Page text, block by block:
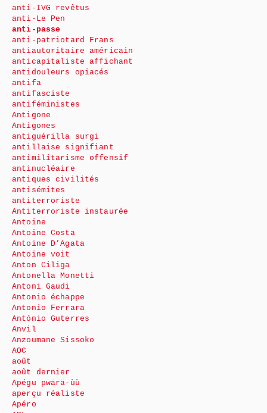
anti-IVG revêtus
anti-Le Pen
anti-passe
anti-patriotard Frans
antiautoritaire américain
anticapitaliste affichant
antidouleurs opiacés
antifa
antifasciste
antiféministes
Antigone
Antigones
antiguérilla surgi
antillaise signifiant
antimilitarisme offensif
antinucléaire
antiques civilités
antisémites
antiterroriste
Antiterroriste instaurée
Antoine
Antoine Costa
Antoine D’Agata
Antoine voit
Anton Ciliga
Antonella Monetti
Antoni Gaudi
Antonio échappe
Antonio Ferrara
António Guterres
Anvil
Anzoumane Sissoko
AOC
août
août dernier
Apégu pwärä-ùù
aperçu réaliste
Apéro